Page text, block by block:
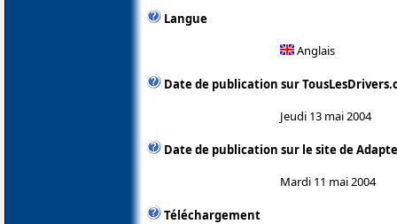
Langue
Anglais
Date de publication sur
Jeudi 13 mai 2004
Date de publication sur le site de
Mardi 11 mai 2004
Téléchargement